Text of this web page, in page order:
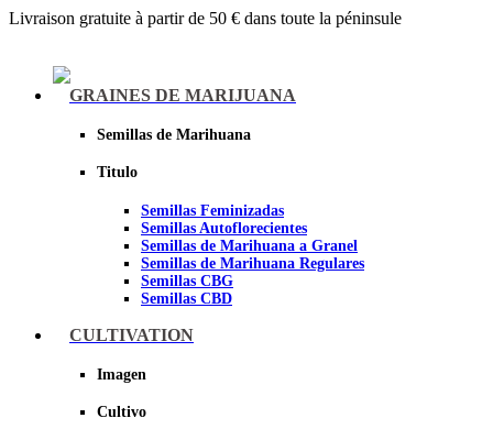
Livraison gratuite à partir de 50 € dans toute la péninsule
GRAINES DE MARIJUANA
Semillas de Marihuana
Titulo
Semillas Feminizadas
Semillas Autoflorecientes
Semillas de Marihuana a Granel
Semillas de Marihuana Regulares
Semillas CBG
Semillas CBD
Sheer seeds
CULTIVATION
Imagen
Cultivo